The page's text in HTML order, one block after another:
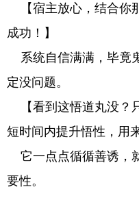
【宿主放心，结合你
成功！】
系统自信满满，毕竟
定没问题。
【看到这悟道丸没？
短时间内提升悟性，用
它一点点循循善诱，
要性。